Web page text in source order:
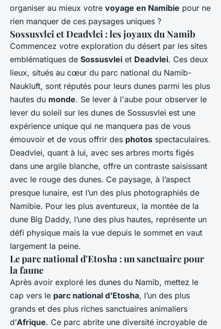
organiser au mieux votre voyage en Namibie pour ne
rien manquer de ces paysages uniques ?
Sossusvlei et Deadvlei : les joyaux du Namib
Commencez votre exploration du désert par les sites
emblématiques de Sossusvlei et Deadvlei. Ces deux
lieux, situés au cœur du parc national du Namib-
Naukluft, sont réputés pour leurs dunes parmi les plus
hautes du monde. Se lever à l'aube pour observer le
lever du soleil sur les dunes de Sossusvlei est une
expérience unique qui ne manquera pas de vous
émouvoir et de vous offrir des photos spectaculaires.
Deadvlei, quant à lui, avec ses arbres morts figés
dans une argile blanche, offre un contraste saisissant
avec le rouge des dunes. Ce paysage, à l’aspect
presque lunaire, est l’un des plus photographiés de
Namibie. Pour les plus aventureux, la montée de la
dune Big Daddy, l’une des plus hautes, représente un
défi physique mais la vue depuis le sommet en vaut
largement la peine.
Le parc national d'Etosha : un sanctuaire pour
la faune
Après avoir exploré les dunes du Namib, mettez le
cap vers le parc national d’Etosha, l’un des plus
grands et des plus riches sanctuaires animaliers
d’Afrique. Ce parc abrite une diversité incroyable de